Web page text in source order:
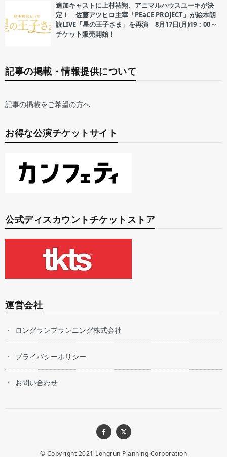
追加キャストに上村祐翔、アニマルハウスユーキが決
定！ 佐藤アツヒロ主宰「PEaCE PROJECT」が絵本朗
読LIVE「星の王子さま」を再演 8月17日(月)19：00～
チケット販売開始！
記事の掲載・情報提供について
記事の掲載をご希望の方へ
お得な公演チケットサイト
公式ディスカウントチケットストア
運営会社
ロングランプランニング株式会社
プライバシーポリシー
お問い合わせ
© Copyright 2021 Longrun Planning Corporation